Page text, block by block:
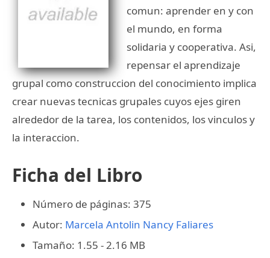
comun: aprender en y con
el mundo, en forma
solidaria y cooperativa. Asi,
repensar el aprendizaje
grupal como construccion del conocimiento implica
crear nuevas tecnicas grupales cuyos ejes giren
alrededor de la tarea, los contenidos, los vinculos y
la interaccion.
Ficha del Libro
Número de páginas: 375
Autor: Marcela Antolin Nancy Faliares
Tamaño: 1.55 - 2.16 MB